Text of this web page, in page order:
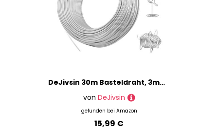
DeJivsin 30m Basteldraht, 3mm Weicher Aluminium Draht, Schmuckdraht zum Basteln, Aluminiumdraht für Schmuck, Dekoteile, DIY-Skulpturen, Kranzherstellung
von DeJivsin
gefunden bei Amazon
15,99 €